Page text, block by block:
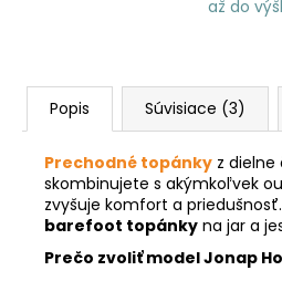
až do
Popis Súvisiace (3)
Prechodné topánky z dielne
skombinujete s akýmkoľvek
zvyšuje komfort a
barefoot topánky na jar a
Prečo zvoliť model Jonap